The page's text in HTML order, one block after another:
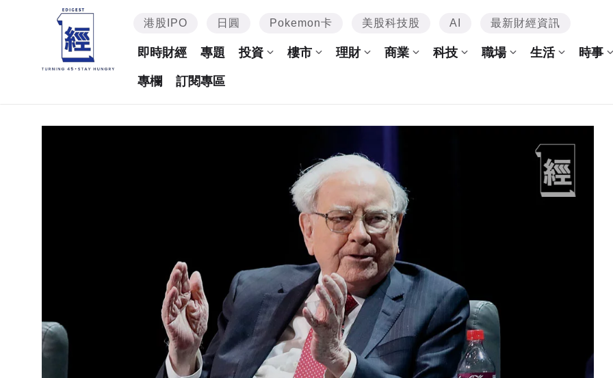
港股IPO 日圓 Pokemon卡 美股科技股 AI 最新財經資訊
即時財經 專題 投資 樓市 理財 商業 科技 職場 生活 時事
專欄 訂閱專區